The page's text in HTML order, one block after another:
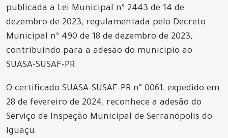
publicada a Lei Municipal nº 2443 de 14 de
dezembro de 2023, regulamentada pelo Decreto
Municipal nº 490 de 18 de dezembro de 2023,
contribuindo para a adesão do município ao
SUASA-SUSAF-PR.
O certificado SUASA-SUSAF-PR n° 0061, expedido em
28 de fevereiro de 2024, reconhece a adesão do
Serviço de Inspeção Municipal de Serranópolis do
Iguaçu.